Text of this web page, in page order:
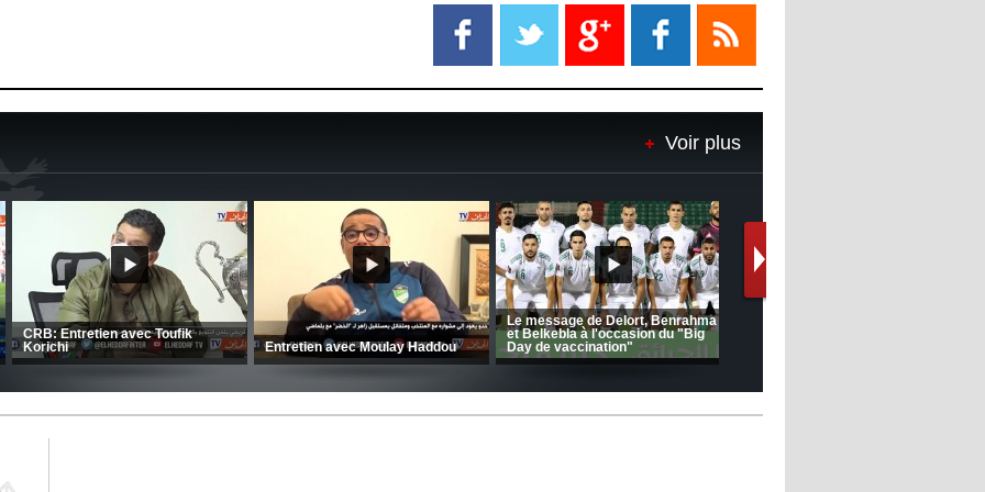
propriétaire
Le Barça savoure sa première
place et chambre le Real Madrid
de matchs"
12:39 - 2022/11/06
Real : Les dirigeants veulent le
départ d'Hazard cet hiver
Voir plus
Ligue 1 Mobilis (23ème journée):
MCO 5 – USB 0
(Coupe de la CAF) Nkana FC 1 -
CRB 0
CSC: La préparation des hommes
d’Amrani se poursuit en Tunisie